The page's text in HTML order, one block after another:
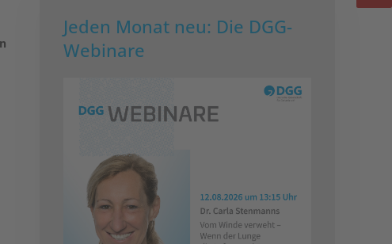
Jeden Monat neu: Die DGG-
Webinare